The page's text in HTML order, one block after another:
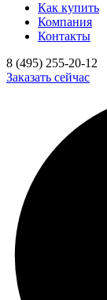
Как купить
Компания
Контакты
8 (495) 255-20-12
Заказать сейчас